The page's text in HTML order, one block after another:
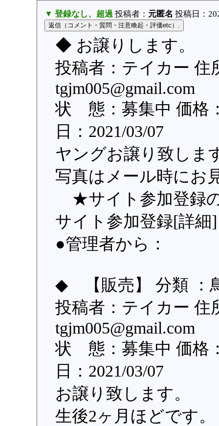
▼ 登録なし、超過投稿者： 元匿名 投稿日：
◆ お譲りします。
投稿者：テイカー 住
状 態：募集中 価格
日：2021/03/07
ヤングお譲り致しま
写真はメール時にお
★サイト参加登録
サイト参加登録[詳細]
●管理者から：
◆ 【販売】 分類 ：
投稿者：テイカー 住
状 態：募集中 価格
日：2021/03/07
お譲り致します。
生後2ヶ月ほどです。